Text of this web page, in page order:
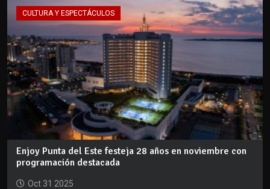
CULTURA Y ESPECTÁCULOS
Enjoy Punta del Este festeja 28 años en noviembre con
programación destacada
Oct 31 2025